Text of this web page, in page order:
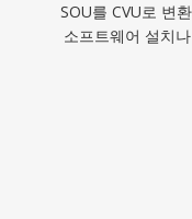
SOU를 CVU로 변
소프트웨어 설치